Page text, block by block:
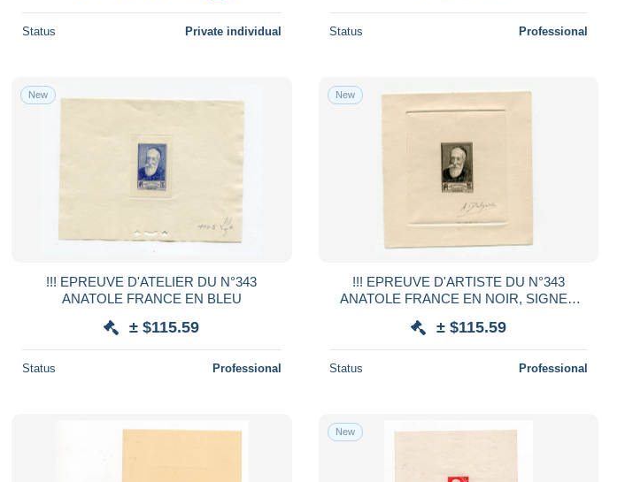
Status Private individual Status Professional
New
!!! EPREUVE D'ATELIER DU N°343
ANATOLE FRANCE EN BLEU
± $115.59
Status Professional
New
!!! EPREUVE D'ARTISTE DU N°343
ANATOLE FRANCE EN NOIR, SIGNEE
± $115.59
Status Professional
New